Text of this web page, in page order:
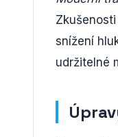
snížení
udržitelné